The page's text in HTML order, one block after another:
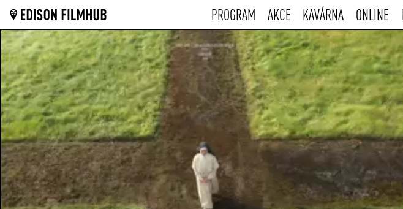
PROGRAM AKCE KAVÁRNA ONLINE